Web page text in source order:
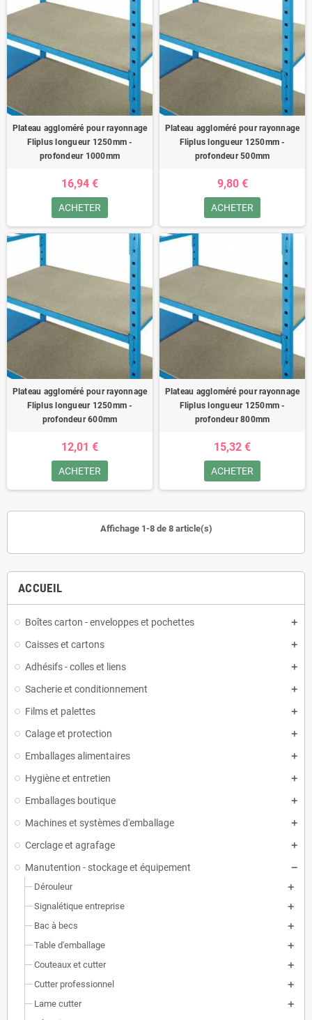
ACCUEIL
Boîtes carton - enveloppes et pochettes
Caisses et cartons
Adhésifs - colles et liens
Sacherie et conditionnement
Films et palettes
Calage et protection
Emballages alimentaires
Hygiène et entretien
Emballages boutique
Machines et systèmes d'emballage
Cerclage et agrafage
Manutention - stockage et équipement
Dérouleur
Signalétique entreprise
Bac à becs
Table d'emballage
Couteaux et cutter
Cutter professionnel
Lame cutter
Plateau aggloméré pour rayonnage
Fliplus longueur 1250mm -
profondeur 1000mm
16,94 €
ACHETER
Plateau aggloméré pour rayonnage
Fliplus longueur 1250mm -
profondeur 500mm
9,80 €
ACHETER
Plateau aggloméré pour rayonnage
Fliplus longueur 1250mm -
profondeur 600mm
12,01 €
ACHETER
Plateau aggloméré pour rayonnage
Fliplus longueur 1250mm -
profondeur 800mm
15,32 €
ACHETER
Affichage 1-8 de 8 article(s)